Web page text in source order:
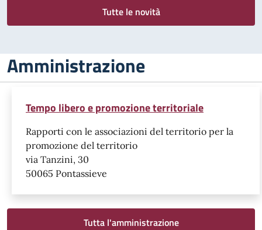
Tutte le novità
Amministrazione
Tempo libero e promozione territoriale
Rapporti con le associazioni del territorio per la
promozione del territorio
via Tanzini, 30
50065 Pontassieve
Tutta l'amministrazione